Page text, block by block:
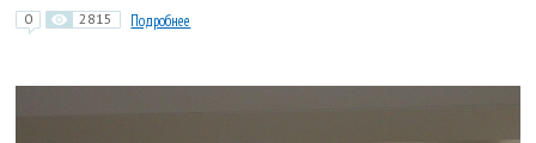
0 2815 Подробнее